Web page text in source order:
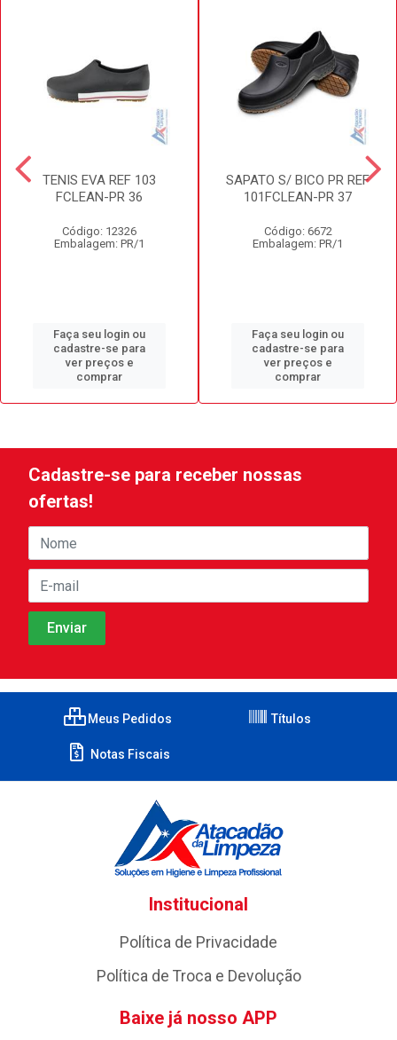
TENIS EVA REF 103
FCLEAN-PR 36
Código: 12326
Embalagem: PR/1
Faça seu login ou
cadastre-se para
ver preços e
comprar
SAPATO S/ BICO PR REF
101FCLEAN-PR 37
Código: 6672
Embalagem: PR/1
Faça seu login ou
cadastre-se para
ver preços e
comprar
Cadastre-se para receber nossas
ofertas!
Meus Pedidos Títulos
Notas Fiscais
Institucional
Política de Privacidade
Política de Troca e Devolução
Baixe já nosso APP